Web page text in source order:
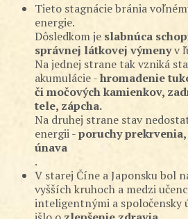
Tieto stagnácie bránia
energie.
Dôsledkom je slabnúca
správnej látkovej výmenyv
Na jednej strane tak vzniká
akumulácie -hromadenie
či močových kamienkov,
tele, zápcha.
Na druhej strane stav
energii -poruchy
únava
.
V starej Číne a Japonsku bol
vyšších kruhoch a medzi
inteligentnými a spoločensky